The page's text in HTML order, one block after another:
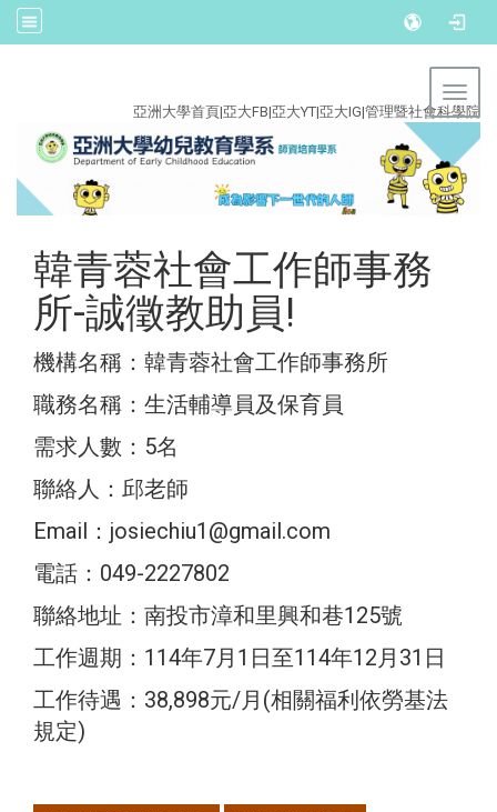
亞洲大學首頁|亞大FB|亞大YT|亞大IG|管理暨社會科學院
韓青蓉社會工作師事務
所-誠徵教助員!
機構名稱：韓青蓉社會工作師事務所
職務名稱：生活輔導員及保育員
需求人數：5名
聯絡人：邱老師
Email：josiechiu1@gmail.com
電話：049-2227802
聯絡地址：南投市漳和里興和巷125號
工作週期：114年7月1日至114年12月31日
工作待遇：38,898元/月(相關福利依勞基法
規定)